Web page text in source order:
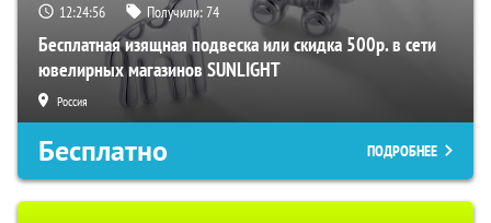
12:24:55 Получили:74
Бесплатная изящная подвеска или скидка 500р. в сети
ювелирных магазинов SUNLIGHT
Россия
Бесплатно ПОДРОБНЕЕ